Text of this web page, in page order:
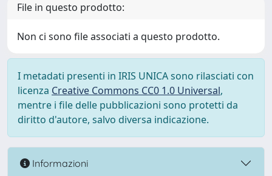
File in questo prodotto:
Non ci sono file associati a questo prodotto.
I metadati presenti in IRIS UNICA sono rilasciati con
licenza Creative Commons CC0 1.0 Universal,
mentre i file delle pubblicazioni sono protetti da
diritto d'autore, salvo diversa indicazione.
Informazioni